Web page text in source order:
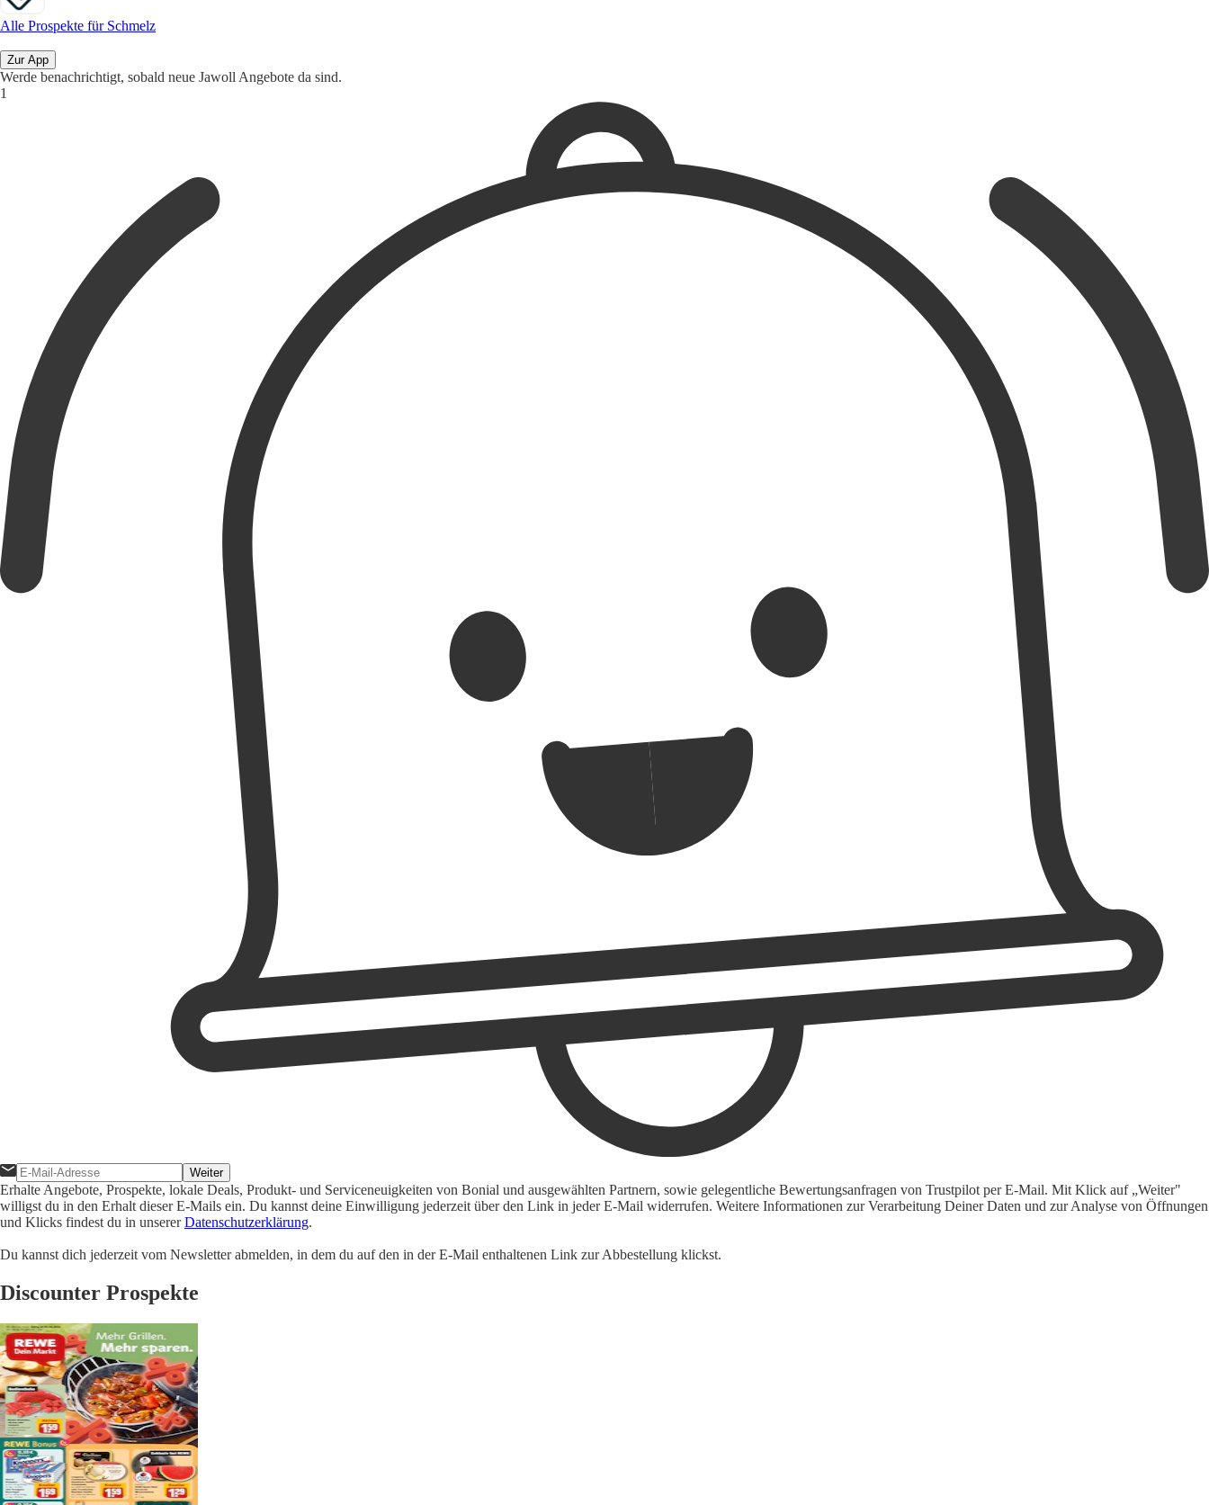
Alle Prospekte für Schmelz
Zur App
Werde benachrichtigt, sobald neue Jawoll Angebote da sind.
Weiter
Erhalte Angebote, Prospekte, lokale Deals, Produkt- und Serviceneuigkeiten von Bonial und ausgewählten Partnern, sowie gelegentliche Bewertungsanfragen von Trustpilot per E-Mail. Mit Klick auf „Weiter"
willigst du in den Erhalt dieser E-Mails ein. Du kannst deine Einwilligung jederzeit über den Link in jeder E-Mail widerrufen. Weitere Informationen zur Verarbeitung Deiner Daten und zur Analyse von Öffnungen
und Klicks findest du in unsererDatenschutzerklärung.
Du kannst dich jederzeit vom Newsletter abmelden, in dem du auf den in der E-Mail enthaltenen Link zur Abbestellung klickst.
Discounter Prospekte